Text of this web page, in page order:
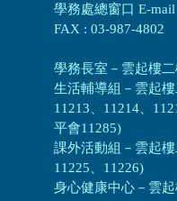
學務處總窗口 E-
FAX : 03-987-4802
學務長室－雲起樓
生活輔導組 － 雲起樓
11213、11214、
平會11285)
課外活動組 － 雲起樓
11225、11226)
身心健康中心 － 雲